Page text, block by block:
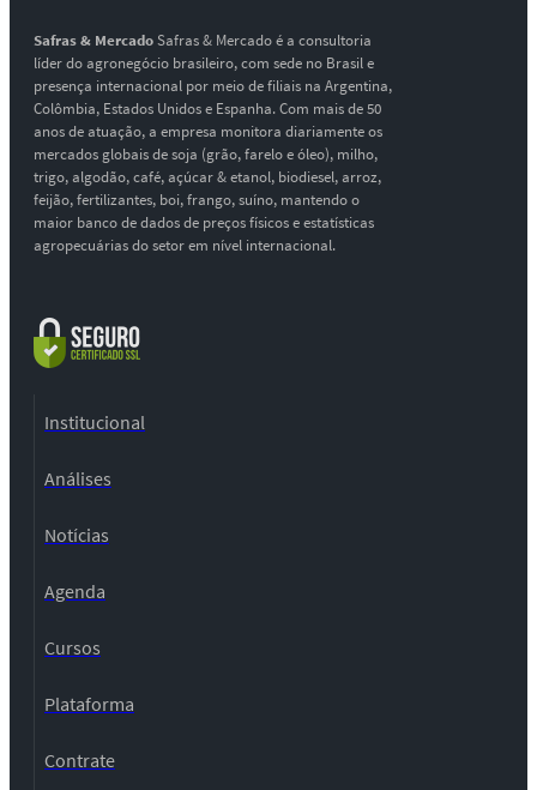
Safras & MercadoSafras & Mercado é a consultoria
líder do agronegócio brasileiro, com sede no Brasil e
presença internacional por meio de filiais na Argentina,
Colômbia, Estados Unidos e Espanha. Com mais de 50
anos de atuação, a empresa monitora diariamente os
mercados globais de soja (grão, farelo e óleo), milho,
trigo, algodão, café, açúcar & etanol, biodiesel, arroz,
feijão, fertilizantes, boi, frango, suíno, mantendo o
maior banco de dados de preços físicos e estatísticas
agropecuárias do setor em nível internacional.
Institucional
Análises
Notícias
Agenda
Cursos
Plataforma
Contrate